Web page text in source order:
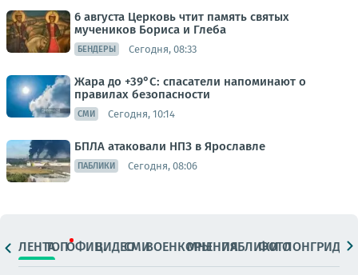
6 августа Церковь чтит память святых
мучеников Бориса и Глеба
БЕНДЕРЫ Сегодня, 08:33
Жара до +39°С: спасатели напоминают о
правилах безопасности
СМИ Сегодня, 10:14
БПЛА атаковали НПЗ в Ярославле
ПАБЛИКИ Сегодня, 08:06
ЛЕНТАТОПОФИЦ.ВИДЕОСМИВОЕНКОРЫМНЕНИЯПАБЛИКИ
ФОТОЛОНГРИДЫ